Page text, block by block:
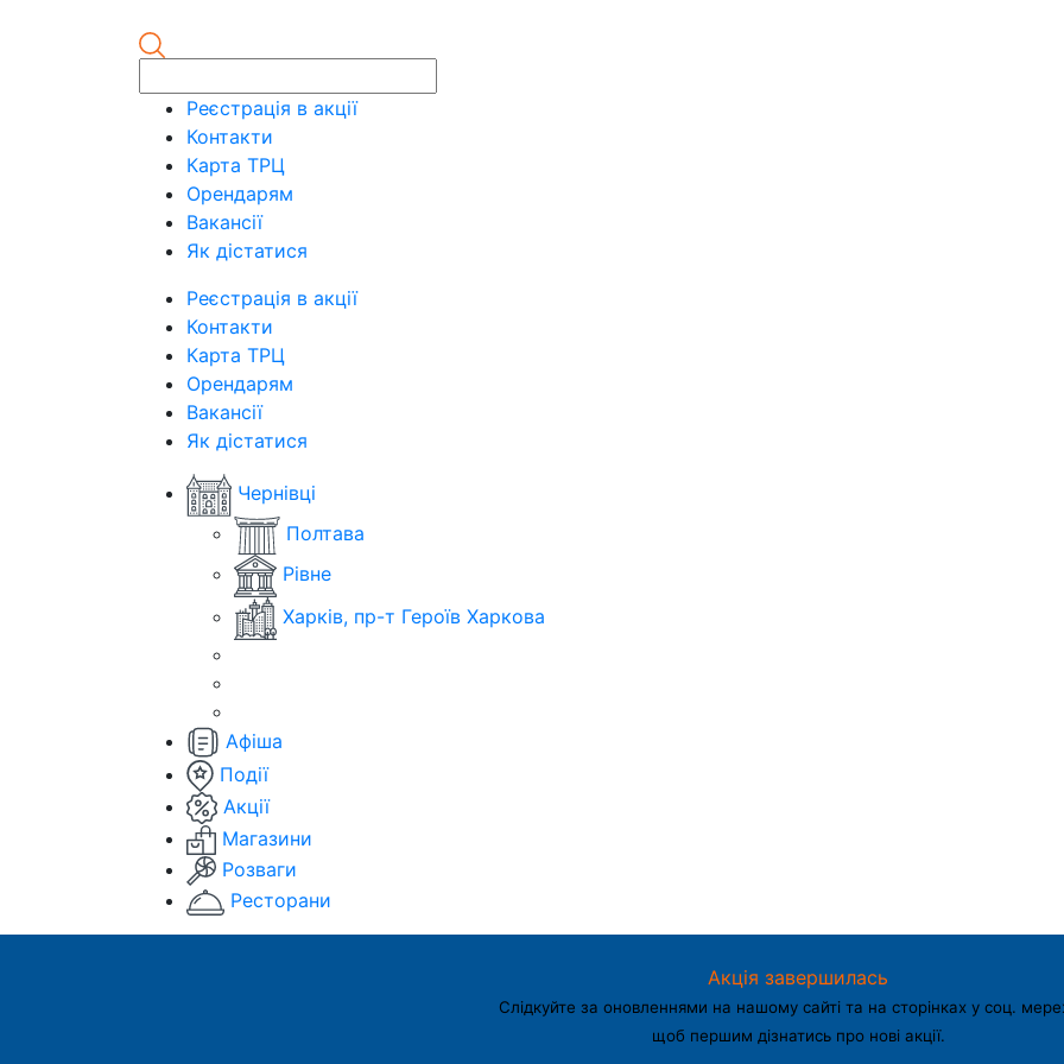
Реєстрація в акції
Контакти
Карта ТРЦ
Орендарям
Вакансії
Як дістатися
Реєстрація в акції
Контакти
Карта ТРЦ
Орендарям
Вакансії
Як дістатися
Чернівці
Полтава
Рівне
Харків, пр-т Героїв Харкова
Афіша
Події
Акції
Магазини
Розваги
Ресторани
Акція завершилась
Слідкуйте за оновленнями на нашому сайті та на сторінках у соц.
щоб першим дізнатись про нові акції.